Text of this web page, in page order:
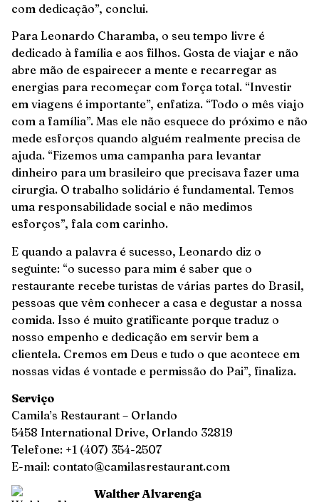
com dedicação”, conclui.
Para Leonardo Charamba, o seu tempo livre é
dedicado à família e aos filhos. Gosta de viajar e não
abre mão de espairecer a mente e recarregar as
energias para recomeçar com força total. “Investir
em viagens é importante”, enfatiza. “Todo o mês viajo
com a família”. Mas ele não esquece do próximo e não
mede esforços quando alguém realmente precisa de
ajuda. “Fizemos uma campanha para levantar
dinheiro para um brasileiro que precisava fazer uma
cirurgia. O trabalho solidário é fundamental. Temos
uma responsabilidade social e não medimos
esforços”, fala com carinho.
E quando a palavra é sucesso, Leonardo diz o
seguinte: “o sucesso para mim é saber que o
restaurante recebe turistas de várias partes do Brasil,
pessoas que vêm conhecer a casa e degustar a nossa
comida. Isso é muito gratificante porque traduz o
nosso empenho e dedicação em servir bem a
clientela. Cremos em Deus e tudo o que acontece em
nossas vidas é vontade e permissão do Pai”, finaliza.
Serviço
Camila’s Restaurant – Orlando
5458 International Drive, Orlando 32819
Telefone: +1 (407) 354-2507
E-mail: contato@camilasrestaurant.com
Walther Alvarenga